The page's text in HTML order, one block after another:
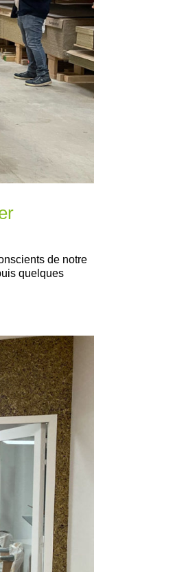
de notre
quelques